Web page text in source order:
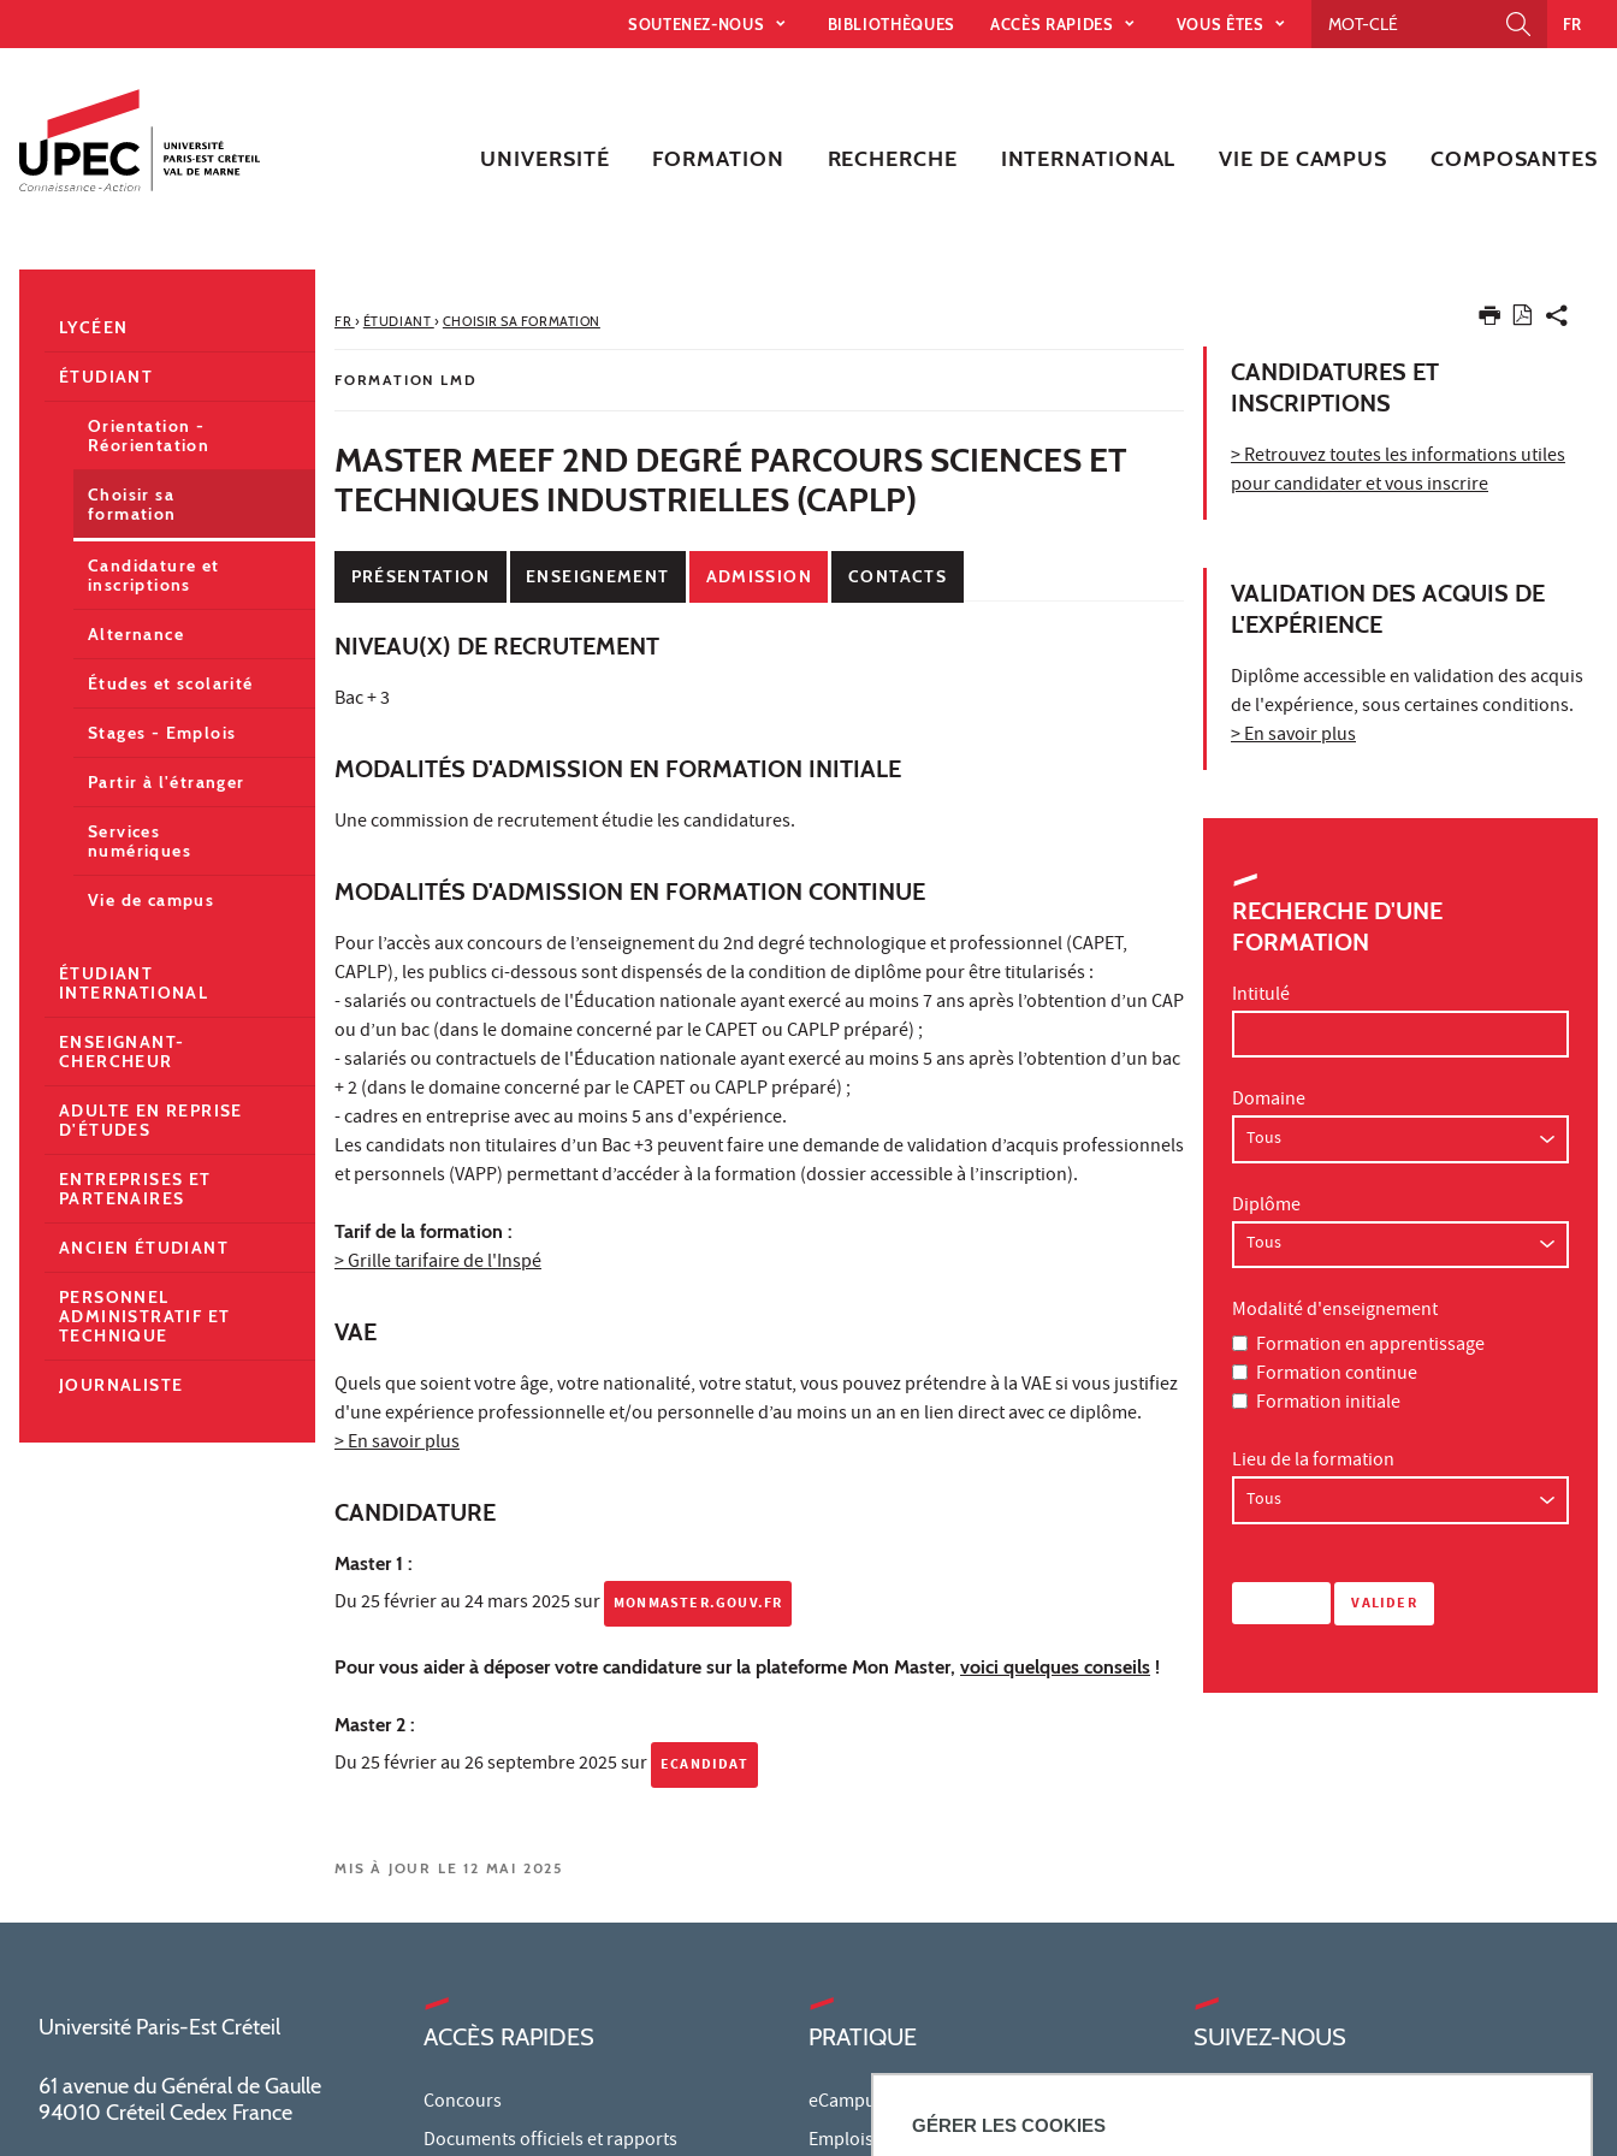
GÉRER LES COOKIES
Accès directs
Recherche
Navigation secondaire
SOUTENEZ-NOUS BIBLIOTHÈQUES ACCÈS RAPIDES VOUS ÊTES FR
UNIVERSITÉ FORMATION RECHERCHE INTERNATIONAL VIE DE CAMPUS COMPOSANTES
FR › ÉTUDIANT › CHOISIR SA FORMATION
FORMATION LMD
MASTER MEEF 2ND DEGRÉ PARCOURS SCIENCES ET
TECHNIQUES INDUSTRIELLES (CAPLP)
PRÉSENTATION ENSEIGNEMENT ADMISSION CONTACTS
NIVEAU(X) DE RECRUTEMENT
Bac + 3
MODALITÉS D'ADMISSION EN FORMATION INITIALE
Une commission de recrutement étudie les candidatures.
MODALITÉS D'ADMISSION EN FORMATION CONTINUE
Pour l’accès aux concours de l’enseignement du 2nd degré technologique et professionnel (CAPET,
CAPLP), les publics ci-dessous sont dispensés de la condition de diplôme pour être titularisés :
- salariés ou contractuels de l'Éducation nationale ayant exercé au moins 7 ans après l’obtention d’un CAP
ou d’un bac (dans le domaine concerné par le CAPET ou CAPLP préparé) ;
- salariés ou contractuels de l'Éducation nationale ayant exercé au moins 5 ans après l’obtention d’un bac
+ 2 (dans le domaine concerné par le CAPET ou CAPLP préparé) ;
- cadres en entreprise avec au moins 5 ans d'expérience.
Les candidats non titulaires d’un Bac +3 peuvent faire une demande de validation d’acquis professionnels
et personnels (VAPP) permettant d’accéder à la formation (dossier accessible à l’inscription).
Tarif de la formation :
> Grille tarifaire de l'Inspé
VAE
Quels que soient votre âge, votre nationalité, votre statut, vous pouvez prétendre à la VAE si vous justifiez
d'une expérience professionnelle et/ou personnelle d’au moins un an en lien direct avec ce diplôme.
> En savoir plus
CANDIDATURE
Master 1 :
Du 25 février au 24 mars 2025 sur MONMASTER.GOUV.FR
Pour vous aider à déposer votre candidature sur la plateforme Mon Master, voici quelques conseils !
Master 2 :
Du 25 février au 26 septembre 2025 sur ECANDIDAT
MIS À JOUR LE 12 MAI 2025
CANDIDATURES ET
INSCRIPTIONS
> Retrouvez toutes les informations utiles
pour candidater et vous inscrire
VALIDATION DES ACQUIS DE
L'EXPÉRIENCE
Diplôme accessible en validation des acquis
de l'expérience, sous certaines conditions.
> En savoir plus
RECHERCHE D'UNE
FORMATION
Intitulé
Domaine
Diplôme
Modalité d'enseignement
Formation en apprentissage
Formation continue
Formation initiale
Lieu de la formation
LYCÉEN
ÉTUDIANT
Orientation -
Réorientation
Choisir sa
formation
Candidature et
inscriptions
Alternance
Études et scolarité
Stages - Emplois
Partir à l'étranger
Services
numériques
Vie de campus
ÉTUDIANT
INTERNATIONAL
ENSEIGNANT-
CHERCHEUR
ADULTE EN REPRISE
D'ÉTUDES
ENTREPRISES ET
PARTENAIRES
ANCIEN ÉTUDIANT
PERSONNEL
ADMINISTRATIF ET
TECHNIQUE
JOURNALISTE
Université Paris-Est Créteil
61 avenue du Général de Gaulle
94010 Créteil Cedex France
ACCÈS RAPIDES
Concours
Documents officiels et rapports
PRATIQUE
eCampus
Emplois du temps en ligne
SUIVEZ-NOUS